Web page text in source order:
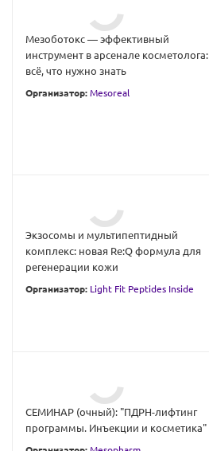
Мезоботокс — эффективный
инструмент в арсенале косметолога:
всё, что нужно знать
Организатор: Mesoreal
Экзосомы и мультипептидный
комплекс: новая Re:Q формула для
регенерации кожи
Организатор: Light Fit Peptides Inside
СЕМИНАР (очный): "ПДРН-лифтинг
программы. Инъекции и косметика"